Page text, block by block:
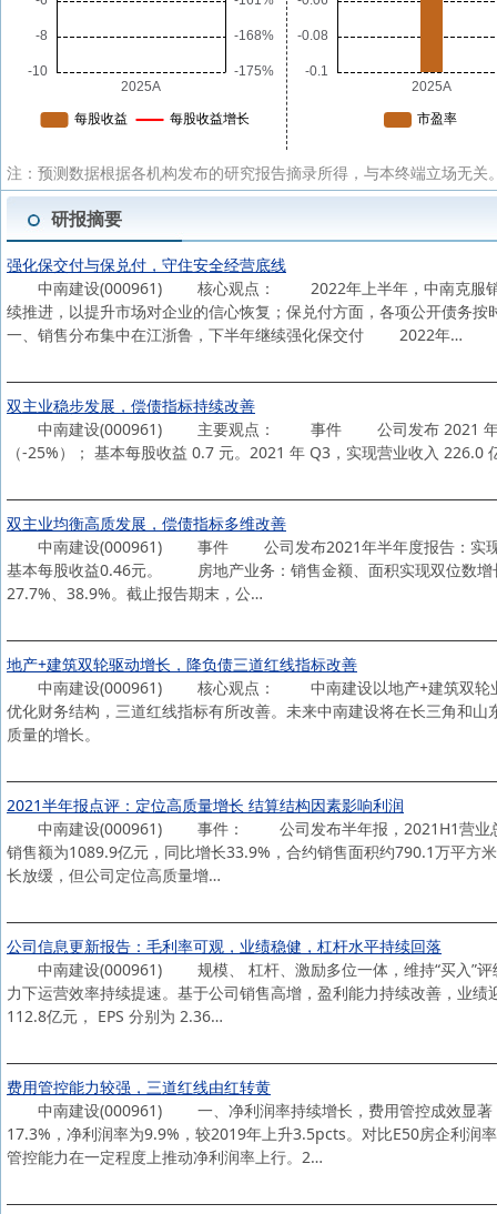
注：预测数据根据各机构发布的研究报告摘录所得，与本终端立场无
研报摘要
强化保交付与保兑付，守住安全经营底线
中南建设(000961) 核心观点： 2022年上半年，中南克服销售
续推进，以提升市场对企业的信心恢复；保兑付方面，各项公开债
一、销售分布集中在江浙鲁，下半年继续强化保交付 2022年…
双主业稳步发展，偿债指标持续改善
中南建设(000961) 主要观点： 事件 公司发布 2021 年第三季
（-25%）； 基本每股收益 0.7 元。2021 年 Q3，实现营业收入
双主业均衡高质发展，偿债指标多维改善
中南建设(000961) 事件 公司发布2021年半年度报告：实现营
基本每股收益0.46元。 房地产业务：销售金额、面积实现双位数
27.7%、38.9%。截止报告期末，公…
地产+建筑双轮驱动增长，降负债三道红线指标改善
中南建设(000961) 核心观点： 中南建设以地产+建筑双轮业务
优化财务结构，三道红线指标有所改善。未来中南建设将在长三角和
质量的增长。
2021半年报点评：定位高质量增长 结算结构因素影响利润
中南建设(000961) 事件： 公司发布半年报，2021H1营业总收
销售额为1089.9亿元，同比增长33.9%，合约销售面积约790.1万平方
长放缓，但公司定位高质量增…
公司信息更新报告：毛利率可观，业绩稳健，杠杆水平持续回落
中南建设(000961) 规模、 杠杆、激励多位一体，维持“买入”评
力下运营效率持续提速。基于公司销售高增，盈利能力持续改善，业
112.8亿元， EPS 分别为 2.36…
费用管控能力较强，三道红线由红转黄
中南建设(000961) 一、净利润率持续增长，费用管控成效显著
17.3%，净利润率为9.9%，较2019年上升3.5pcts。对比E50房企利润
管控能力在一定程度上推动净利润率上行。2…